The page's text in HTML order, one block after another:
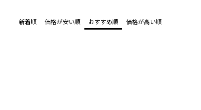
新着順 価格が安い順 おすすめ順 価格が高い順